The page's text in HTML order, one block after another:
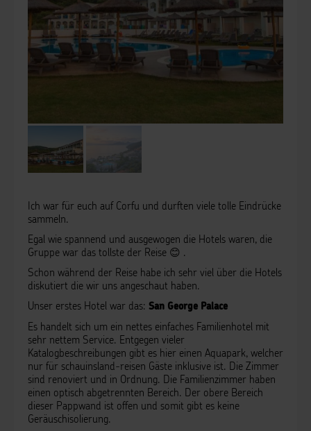
Ich war für euch auf Corfu und durften viele tolle Eindrücke
sammeln.
Egal wie spannend und ausgewogen die Hotels waren, die
Gruppe war das tollste der Reise 😊 .
Schon während der Reise habe ich sehr viel über die Hotels
diskutiert die wir uns angeschaut haben.
Unser erstes Hotel war das: San George Palace
Es handelt sich um ein nettes einfaches Familienhotel mit
sehr nettem Service. Entgegen vieler
Katalogbeschreibungen gibt es hier einen Aquapark, welcher
nur für schauinsland-reisen Gäste inklusive ist. Die Zimmer
sind renoviert und in Ordnung. Die Familienzimmer haben
einen optisch abgetrennten Bereich. Der obere Bereich
dieser Pappwand ist offen und somit gibt es keine
Geräuschisolierung.